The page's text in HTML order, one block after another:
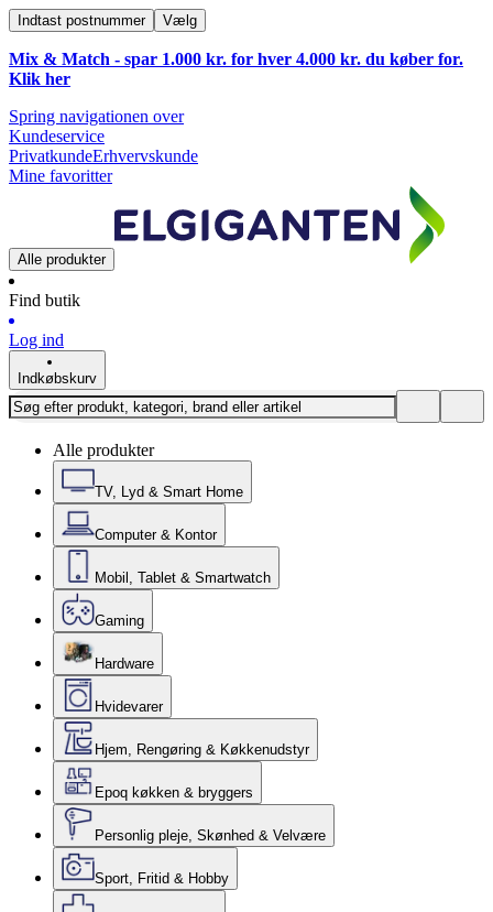
Indtast postnummer Vælg
Mix & Match - spar 1.000 kr. for hver 4.000 kr. du køber for.
Klik her
Spring navigationen over
Kundeservice
PrivatkundeErhvervskunde
Mine favoritter
Alle produkter
Find butik
Log ind
Indkøbskurv
Alle produkter
TV, Lyd & Smart Home
Computer & Kontor
Mobil, Tablet & Smartwatch
Gaming
Hardware
Hvidevarer
Hjem, Rengøring & Køkkenudstyr
Epoq køkken & bryggers
Personlig pleje, Skønhed & Velvære
Sport, Fritid & Hobby